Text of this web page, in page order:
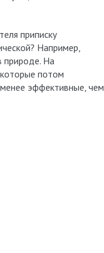
приписку
Например,
природе. На
потом
эффективные, чем